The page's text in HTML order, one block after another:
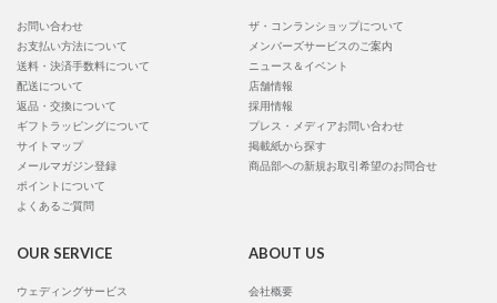
お問い合わせ
お支払い方法について
送料・決済手数料について
配送について
返品・交換について
ギフトラッピングについて
サイトマップ
メールマガジン登録
ポイントについて
よくあるご質問
ザ・コンランショップについて
メンバーズサービスのご案内
ニュース＆イベント
店舗情報
採用情報
プレス・メディアお問い合わせ
掲載紙から探す
商品部への新規お取引希望のお問合せ
OUR SERVICE
ウェディングサービス
ABOUT US
会社概要